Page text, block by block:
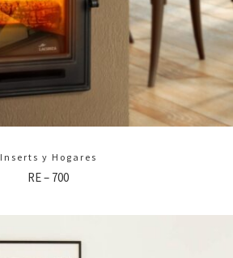
Inserts y Hogares
RE – 700